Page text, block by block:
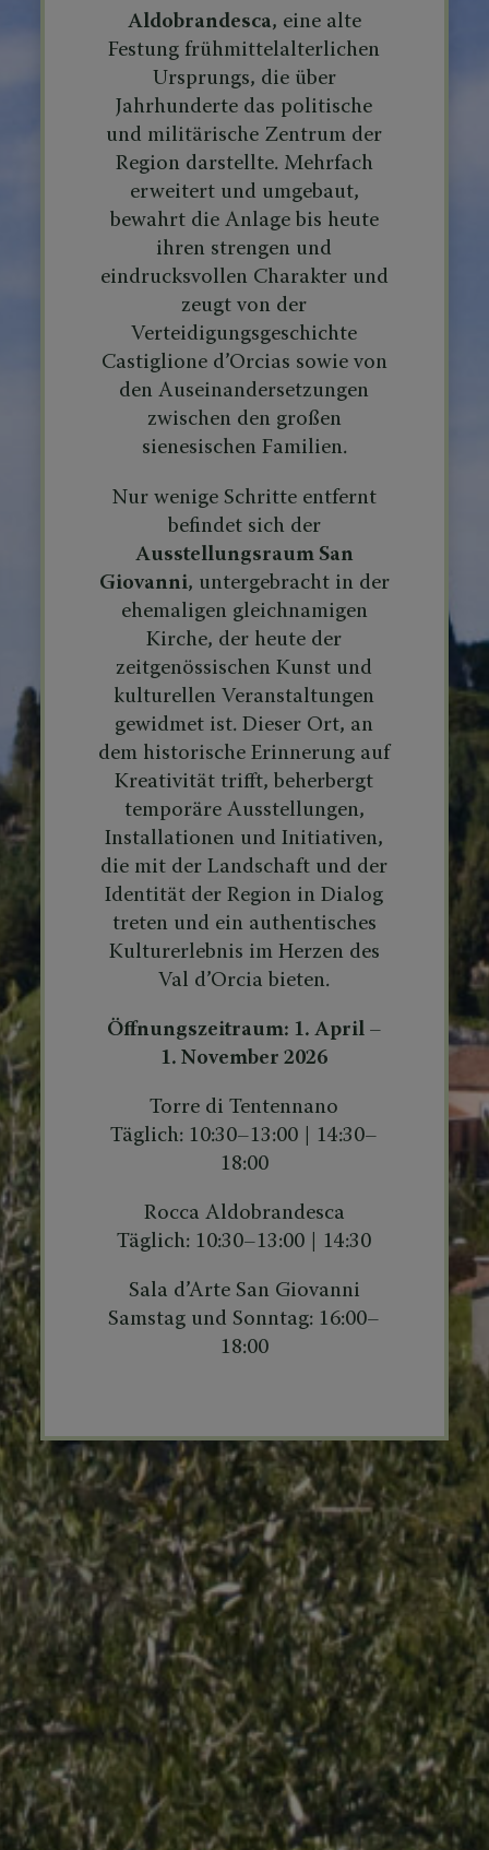
Aldobrandesca, eine alte
Festung frühmittelalterlichen
Ursprungs, die über
Jahrhunderte das politische
und militärische Zentrum der
Region darstellte. Mehrfach
erweitert und umgebaut,
bewahrt die Anlage bis heute
ihren strengen und
eindrucksvollen Charakter und
zeugt von der
Verteidigungsgeschichte
Castiglione d’Orcias sowie von
den Auseinandersetzungen
zwischen den großen
sienesischen Familien.
Nur wenige Schritte entfernt
befindet sich der
Ausstellungsraum San
Giovanni, untergebracht in der
ehemaligen gleichnamigen
Kirche, der heute der
zeitgenössischen Kunst und
kulturellen Veranstaltungen
gewidmet ist. Dieser Ort, an
dem historische Erinnerung auf
Kreativität trifft, beherbergt
temporäre Ausstellungen,
Installationen und Initiativen,
die mit der Landschaft und der
Identität der Region in Dialog
treten und ein authentisches
Kulturerlebnis im Herzen des
Val d’Orcia bieten.
Öffnungszeitraum: 1. April –
1. November 2026
Torre di Tentennano
Täglich: 10:30–13:00 | 14:30–
18:00
Rocca Aldobrandesca
Täglich: 10:30–13:00 | 14:30
Sala d’Arte San Giovanni
Samstag und Sonntag: 16:00–
18:00